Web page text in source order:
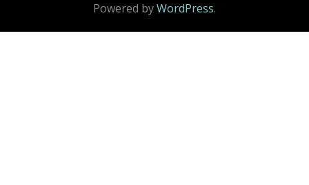
Powered byWordPress.